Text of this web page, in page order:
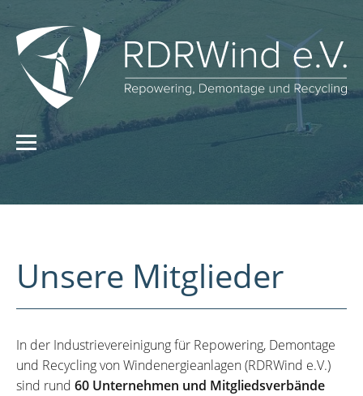
Unsere Mitglieder
In der Industrievereinigung für Repowering, Demontage
und Recycling von Windenergieanlagen (RDRWind e.V.)
sind rund 60 Unternehmen und Mitgliedsverbände